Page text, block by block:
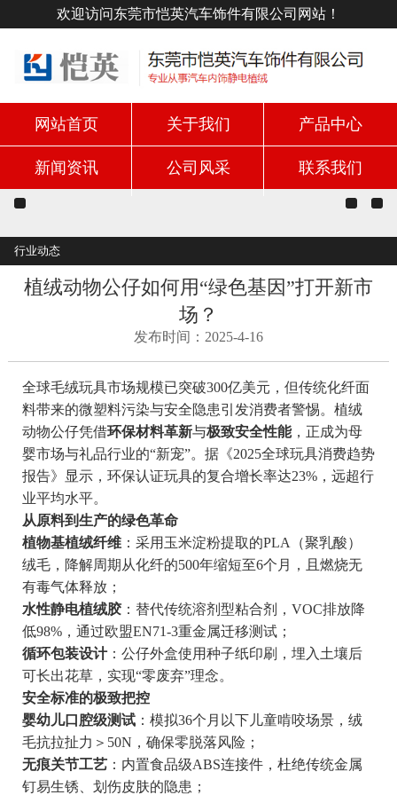
欢迎访问东莞市恺英汽车饰件有限公司网站！
网站首页 关于我们 产品中心
新闻资讯 公司风采 联系我们
行业动态
植绒动物公仔如何用“绿色基因”打开新市
场？
发布时间：2025-4-16
全球毛绒玩具市场规模已突破300亿美元，但传统化纤面
料带来的微塑料污染与安全隐患引发消费者警惕。植绒
动物公仔凭借环保材料革新与极致安全性能，正成为母
婴市场与礼品行业的“新宠”。据《2025全球玩具消费趋势
报告》显示，环保认证玩具的复合增长率达23%，远超行
业平均水平。
从原料到生产的绿色革命
植物基植绒纤维：采用玉米淀粉提取的PLA（聚乳酸）
绒毛，降解周期从化纤的500年缩短至6个月，且燃烧无
有毒气体释放；
水性静电植绒胶：替代传统溶剂型粘合剂，VOC排放降
低98%，通过欧盟EN71-3重金属迁移测试；
循环包装设计：公仔外盒使用种子纸印刷，埋入土壤后
可长出花草，实现“零废弃”理念。
安全标准的极致把控
婴幼儿口腔级测试：模拟36个月以下儿童啃咬场景，绒
毛抗拉扯力＞50N，确保零脱落风险；
无痕关节工艺：内置食品级ABS连接件，杜绝传统金属
钉易生锈、划伤皮肤的隐患；